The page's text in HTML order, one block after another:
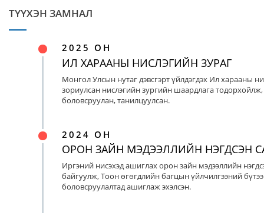
ТҮҮХЭН ЗАМНАЛ
2025 ОН
ИЛ ХАРААНЫ НИСЛЭГИЙН ЗУРАГ
Монгол Улсын нутаг дэвсгэрт үйлдэгдэх Ил харааны
зориулсан нислэгийн зургийн шаардлага тодорхойлж,
боловсруулан, танилцуулсан.
2024 ОН
ОРОН ЗАЙН МЭДЭЭЛЛИЙН НЭГДСЭН
Иргэний нисэхэд ашиглах орон зайн мэдээллийн
байгуулж, Тоон өгөгдлийн багцын үйлчилгээний
боловсруулалтад ашиглаж эхэлсэн.